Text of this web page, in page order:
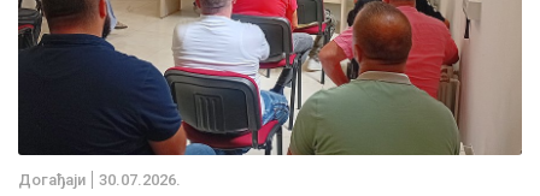
Дoгађаjи 30.07.2026.